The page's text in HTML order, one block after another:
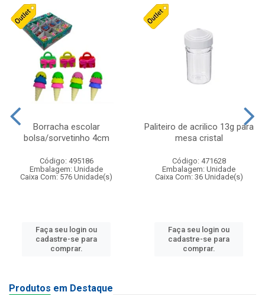
Borracha escolar
bolsa/sorvetinho 4cm
Código: 495186
Embalagem: Unidade
Caixa Com: 576 Unidade(s)
Faça seu login ou
cadastre-se para
comprar.
Paliteiro de acrilico 13g para
mesa cristal
Código: 471628
Embalagem: Unidade
Caixa Com: 36 Unidade(s)
Faça seu login ou
cadastre-se para
comprar.
Produtos em Destaque